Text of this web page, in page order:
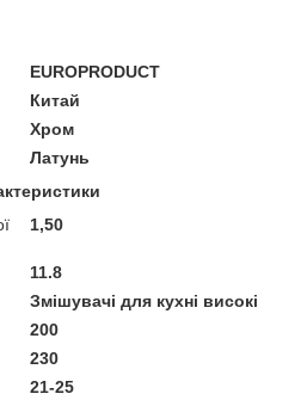
EUROPRODUCT
Китай
Хром
Латунь
1,50
11.8
Змішувачі для кухні високі
200
230
21-25